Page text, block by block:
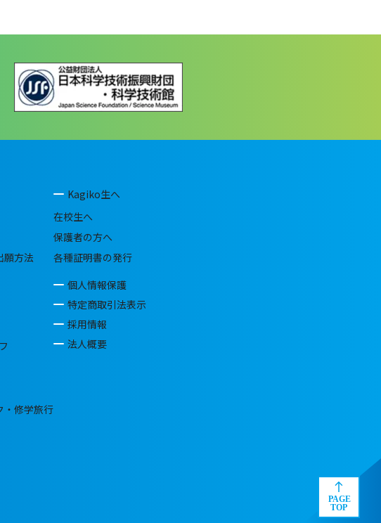
願方法
・修学旅行
Kagiko生へ
在校生へ
保護者の方へ
各種証明書の発行
個人情報保護
特定商取引法表示
採用情報
法人概要